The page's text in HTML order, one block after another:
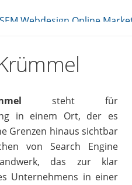
steht für
in einem Ort, der es
Grenzen hinaus sichtbar
von Search Engine
das zur klar
Unternehmens in einer